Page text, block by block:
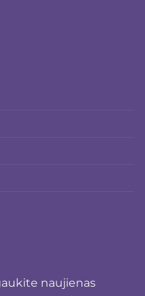
naujienas